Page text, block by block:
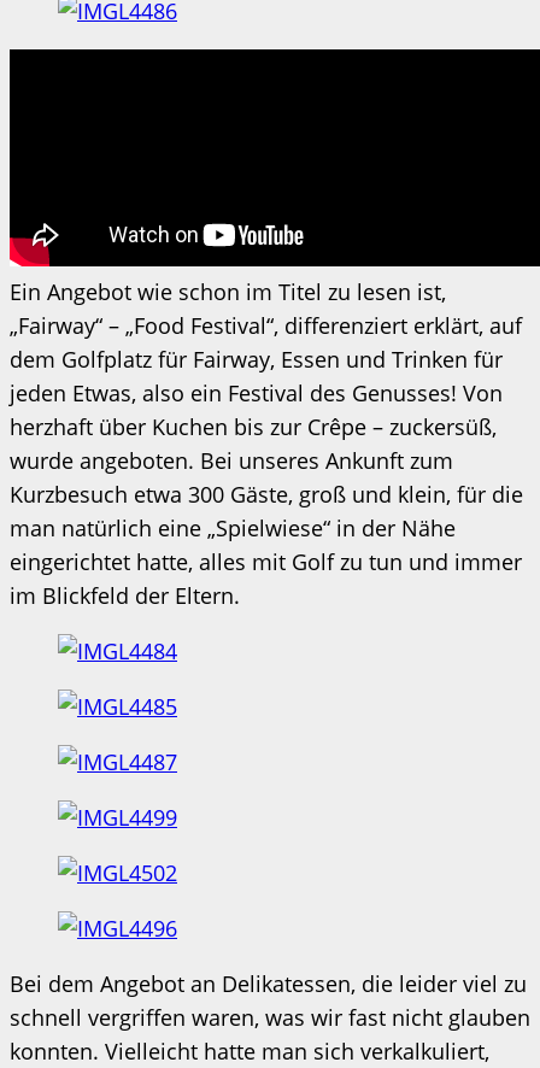
Ein Angebot wie schon im Titel zu lesen ist,
„Fairway“ – „Food Festival“, differenziert erklärt, auf
dem Golfplatz für Fairway, Essen und Trinken für
jeden Etwas, also ein Festival des Genusses! Von
herzhaft über Kuchen bis zur Crêpe – zuckersüß,
wurde angeboten. Bei unseres Ankunft zum
Kurzbesuch etwa 300 Gäste, groß und klein, für die
man natürlich eine „Spielwiese“ in der Nähe
eingerichtet hatte, alles mit Golf zu tun und immer
im Blickfeld der Eltern.
Bei dem Angebot an Delikatessen, die leider viel zu
schnell vergriffen waren, was wir fast nicht glauben
konnten. Vielleicht hatte man sich verkalkuliert,